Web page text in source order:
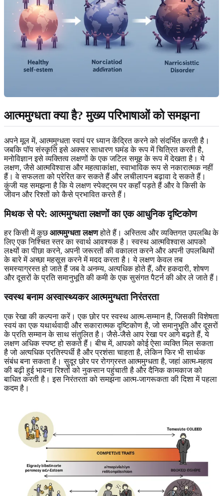
आत्ममुग्धता क्या है? मुख्य परिभाषाओं को समझना
अपने मूल में, आत्ममुग्धता स्वयं पर ध्यान केंद्रित करने को संदर्भित करती है।
जबकि पॉप संस्कृति इसे अक्सर साधारण घमंड के रूप में चित्रित करती है,
मनोविज्ञान इसे व्यक्तित्व लक्षणों के एक जटिल समूह के रूप में देखता है। ये
लक्षण, जैसे आत्मविश्वास और महत्वाकांक्षा, स्वाभाविक रूप से नकारात्मक नहीं
हैं। वे सफलता को प्रेरित कर सकते हैं और लचीलापन बढ़ावा दे सकते हैं।
कुंजी यह समझना है कि ये लक्षण स्पेक्ट्रम पर कहाँ पड़ते हैं और वे किसी के
जीवन और रिश्तों को कैसे प्रभावित करते हैं।
मिथक से परे: आत्ममुग्धता लक्षणों का एक आधुनिक दृष्टिकोण
हर किसी में कुछआत्ममुग्धता लक्षणहोते हैं। अस्तित्व और व्यक्तिगत उपलब्धि के
लिए एक निश्चित स्तर का स्वार्थ आवश्यक है। स्वस्थ आत्मविश्वास आपको
लक्ष्यों का पीछा करने, अपनी जरूरतों की वकालत करने और अपनी उपलब्धियों
के बारे में अच्छा महसूस करने में मदद करता है। ये लक्षण केवल तब
समस्याग्रस्त हो जाते हैं जब वे अनम्य, अत्यधिक होते हैं, और हकदारी, शोषण
और दूसरों के प्रति समानुभूति की कमी के एक सुसंगत पैटर्न की ओर ले जाते हैं।
स्वस्थ बनाम अस्वास्थ्यकर आत्ममुग्धता निरंतरता
एक रेखा की कल्पना करें। एक छोर पर स्वस्थ आत्म-सम्मान है, जिसकी विशेषता
स्वयं का एक यथार्थवादी और सकारात्मक दृष्टिकोण है, जो समानुभूति और दूसरों
के प्रति सम्मान के साथ संतुलित है। जैसे-जैसे आप रेखा पर आगे बढ़ते हैं, ये
लक्षण अधिक स्पष्ट हो सकते हैं। बीच में, आपको कोई ऐसा व्यक्ति मिल सकता
है जो अत्यधिक प्रतिस्पर्धी है और प्रशंसा चाहता है, लेकिन फिर भी सार्थक
संबंध बना सकता है। सुदूर छोर पर रोगग्रस्त आत्ममुग्धता है, जहां आत्म-महत्व
की बढ़ी हुई भावना रिश्तों को नुकसान पहुंचाती है और दैनिक कामकाज को
बाधित करती है। इस निरंतरता को समझना आत्म-जागरूकता की दिशा में पहला
कदम है।